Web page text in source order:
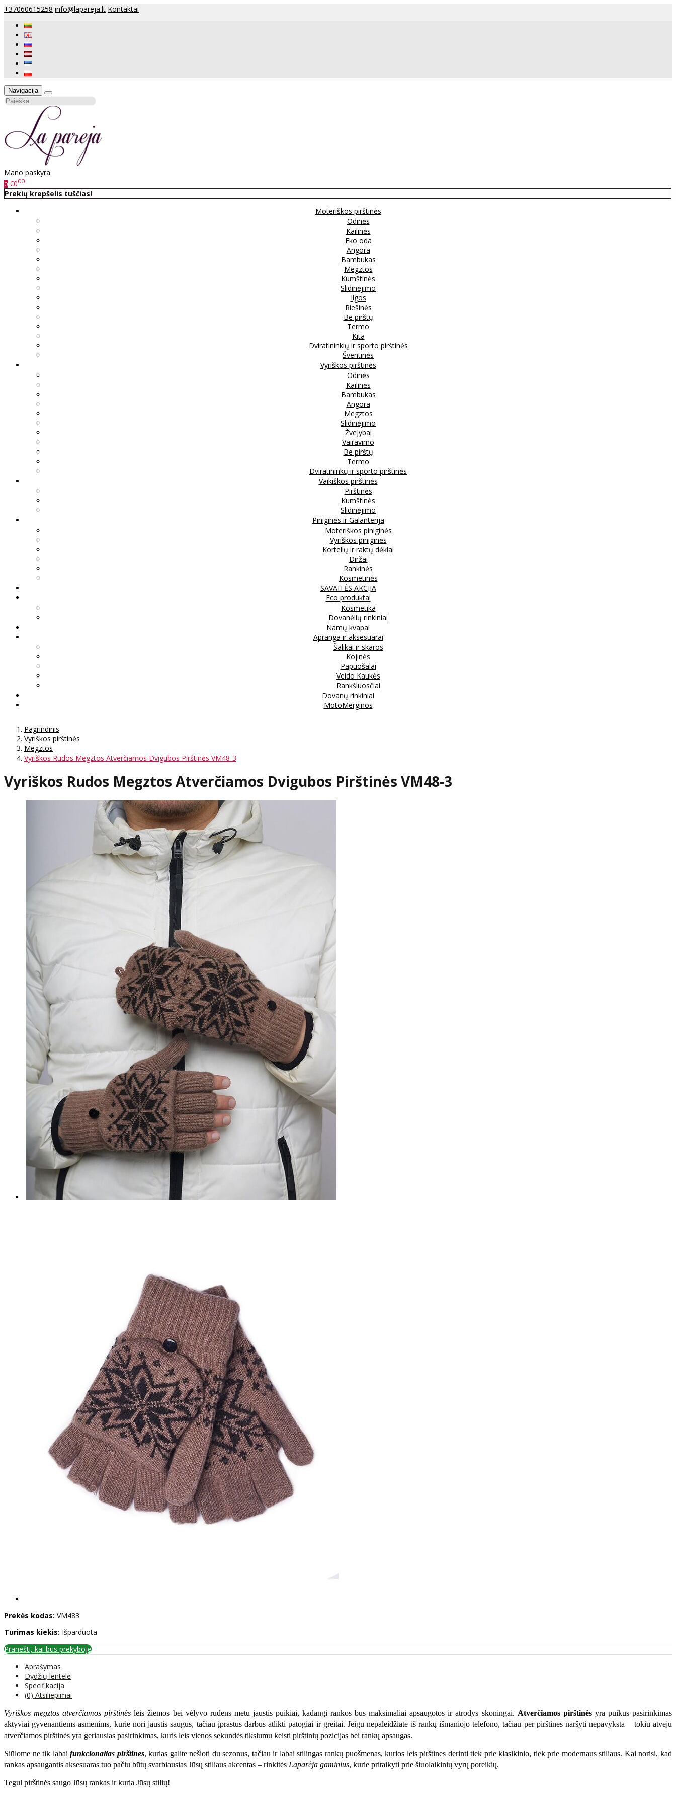
+37060615258 info@lapareja.lt Kontaktai
Navigacija
Mano paskyra
0 €000
Prekių krepšelis tuščias!
Moteriškos pirštinės
Odinės
Kailinės
Eko oda
Angora
Bambukas
Megztos
Kumštinės
Slidinėjimo
Ilgos
Riešinės
Be pirštų
Termo
Kita
Dviratininkių ir sporto pirštinės
Šventinės
Vyriškos pirštinės
Odinės
Kailinės
Bambukas
Angora
Megztos
Slidinėjimo
Žvejybai
Vairavimo
Be pirštų
Termo
Dviratininkų ir sporto pirštinės
Vaikiškos pirštinės
Pirštinės
Kumštinės
Slidinėjimo
Piniginės ir Galanterija
Moteriškos piniginės
Vyriškos piniginės
Kortelių ir raktų dėklai
Diržai
Rankinės
Kosmetinės
SAVAITĖS AKCIJA
Eco produktai
Kosmetika
Dovanėlių rinkiniai
Namų kvapai
Apranga ir aksesuarai
Šalikai ir skaros
Kojinės
Papuošalai
Veido Kaukės
Rankšluosčiai
Dovanų rinkiniai
MotoMerginos
Pagrindinis
Vyriškos pirštinės
Megztos
Vyriškos Rudos Megztos Atverčiamos Dvigubos Pirštinės VM48-3
Vyriškos Rudos Megztos Atverčiamos Dvigubos Pirštinės VM48-3
Prekės kodas: VM483
Turimas kiekis: Išparduota
Pranešti, kai bus prekyboje
Aprašymas
Dydžių lentelė
Specifikacija
(0) Atsiliepimai
Vyriškos megztos atverčiamos pirštinės leis žiemos bei vėlyvo rudens metu jaustis puikiai, kadangi rankos bus maksimaliai apsaugotos ir atrodys skoningai. Atverčiamos pirštinėsyra puikus pasirinkimas
aktyviai gyvenantiems asmenims, kurie nori jaustis saugūs, tačiau įprastus darbus atlikti patogiai ir greitai. Jeigu nepaleidžiate iš rankų išmaniojo telefono, tačiau per pirštines naršyti nepavyksta – tokiu atveju
atverčiamos pirštinės yra geriausias pasirinkimas, kuris leis vienos sekundės tikslumu keisti pirštinių pozicijas bei rankų apsaugas.
Siūlome ne tik labaifunkcionalias pirštines, kurias galite nešioti du sezonus, tačiau ir labai stilingas rankų puošmenas, kurios leis pirštines derinti tiek prie klasikinio, tiek prie modernaus stiliaus. Kai norisi, kad
rankas apsaugantis aksesuaras tuo pačiu būtų svarbiausias Jūsų stiliaus akcentas – rinkitės Laparėja gaminius, kurie pritaikyti prie šiuolaikinių vyrų poreikių.
Tegul pirštinės saugo Jūsų rankas ir kuria Jūsų stilių!